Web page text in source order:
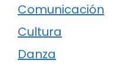
Comunicación
Cultura
Danza